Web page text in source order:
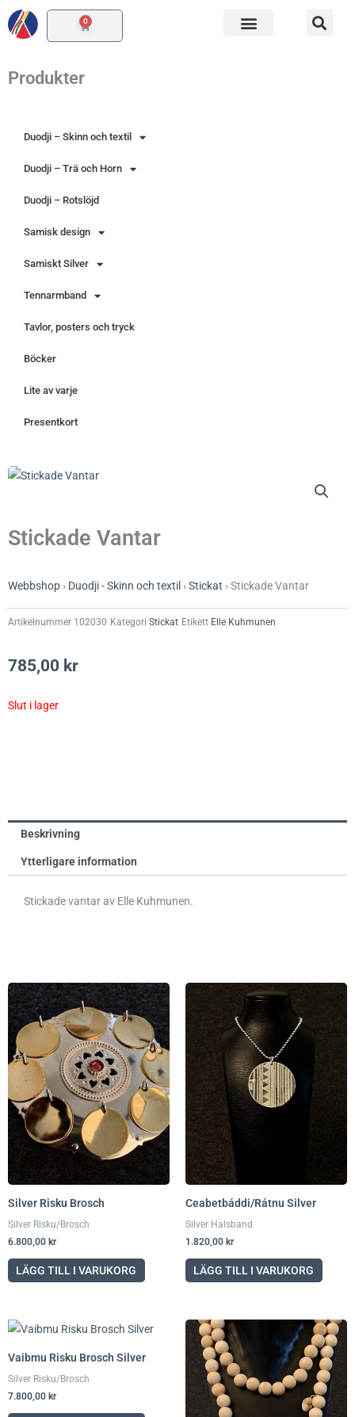
Hoppa
till
0
Varukorg
Produkter
Duodji – Skinn och textil
Duodji – Trä och Horn
Duodji – Rotslöjd
Samisk design
Samiskt Silver
Tennarmband
Tavlor, posters och tryck
Böcker
Lite av varje
Presentkort
Stickade Vantar
Webbshop › Duodji - Skinn och textil ›Stickat ›Stickade Vantar
Artikelnummer 102030 Kategori Stickat Etikett Elle Kuhmunen
785,00 kr
Slut i lager
Beskrivning
Ytterligare information
Stickade vantar av Elle Kuhmunen.
Silver Risku Brosch
Silver Risku/Brosch
6.800,00 kr
LÄGG TILL I VARUKORG
Ceabetbáddi/Rátnu Silver
Silver Halsband
1.820,00 kr
LÄGG TILL I VARUKORG
Vaibmu Risku Brosch Silver
Silver Risku/Brosch
7.800,00 kr